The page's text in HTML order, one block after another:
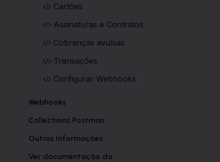
Cartões
Assinaturas e Contratos
Cobranças avulsas
Transações
Configurar Webhooks
Webhooks
Collections Postman
Outras Informações
Ver documentação da